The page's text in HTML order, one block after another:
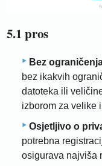
5.1 pros
Bez
bez ikakvih
datoteka ili
izborom za velike
Osjetljivo o
potrebna
osigurava najviša